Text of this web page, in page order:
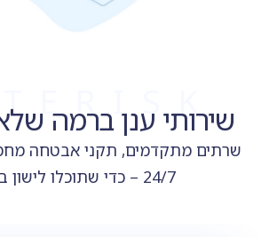
שירותי ענן ברמה
שרתים מתקדמים, תקני אבטחה
24/7 – כדי שתוכלו לישון בשקט